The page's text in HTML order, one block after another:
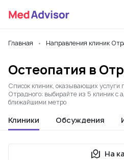
Главная Направления клиник
Остеопатия в
Список клиник, оказывающих
Отрадного: выбирайте из 5 клиник с
ближайшими метро
Клиники Обсуждения
На